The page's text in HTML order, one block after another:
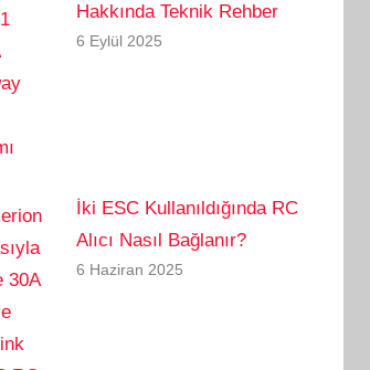
Hakkında Teknik Rehber
6 Eylül 2025
İki ESC Kullanıldığında RC
Alıcı Nasıl Bağlanır?
6 Haziran 2025